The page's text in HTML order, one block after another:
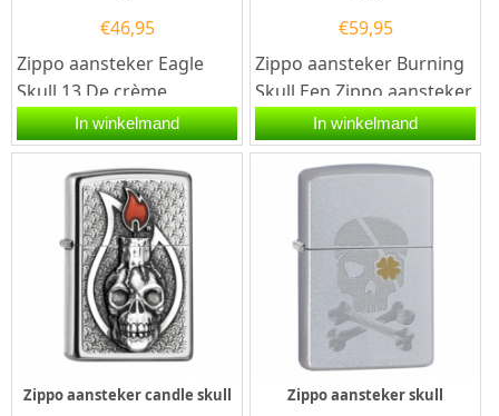
€46,95
Zippo aansteker Eagle
Skull 13.De crème
matte Zippo aansteker is
aan de voorzijde voorzien
In winkelmand
€59,95
Zippo aansteker Burning
Skull.Een Zippo aansteker
is een kwalitatief
goede aansteker met de...
In winkelmand
Zippo aansteker candle skull
Zippo aansteker skull